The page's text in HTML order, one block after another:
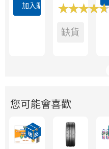
加入購物車 ★★★★
★★★★
缺貨
您可能會喜歡